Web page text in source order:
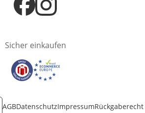
Öffnet in neuem Fenster
Öffnet in neuem Fenster
Sicher einkaufen
Öffnet in neuem Fenster
Öffnet in neuem Fenster
AGBDatenschutzImpressumRückgaberecht